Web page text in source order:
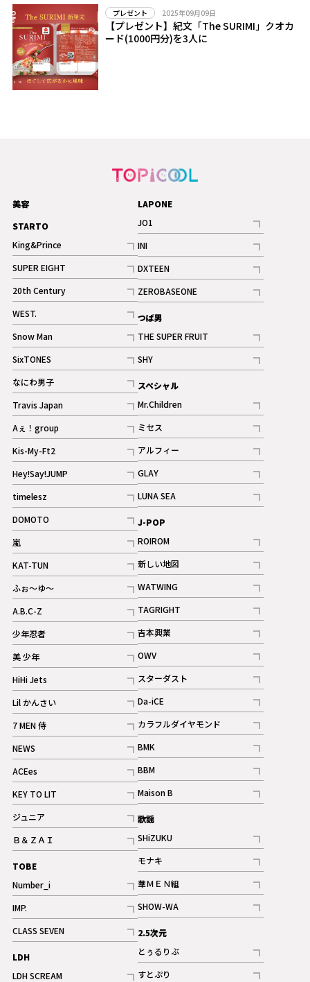
プレゼント 2025年09月09日
【プレゼント】紀文「The SURIMI」クオカ
ード(1000円分)を3人に
美容
STARTO
King&Prince
記事
SUPER EIGHT
記事
20th Century
記事
WEST.
記事
Snow Man
記事
ギャラリー
SixTONES
記事
ギャラリー
なにわ男子
記事
Travis Japan
記事
Aぇ！group
記事
Kis-My-Ft2
記事
ギャラリー
Hey!Say!JUMP
記事
timelesz
記事
DOMOTO
記事
嵐
記事
KAT-TUN
記事
ふぉ～ゆ～
記事
A.B.C-Z
記事
ギャラリー
少年忍者
記事
美 少年
記事
HiHi Jets
記事
Lil かんさい
記事
7 MEN 侍
記事
NEWS
記事
ACEes
記事
KEY TO LIT
記事
ジュニア
記事
Ｂ＆ＺＡＩ
記事
TOBE
Number_i
記事
IMP.
記事
CLASS SEVEN
記事
LDH
LDH SCREAM
LAPONE
JO1
記事
INI
記事
ギャラリー
DXTEEN
記事
ギャラリー
ZEROBASEONE
記事
つば男
THE SUPER FRUIT
記事
SHY
記事
スペシャル
Mr.Children
記事
ミセス
記事
アルフィー
記事
GLAY
記事
LUNA SEA
記事
J-POP
ROIROM
記事
新しい地図
記事
WATWING
記事
TAGRIGHT
記事
吉本興業
記事
OWV
記事
ギャラリー
スターダスト
記事
Da-iCE
記事
カラフルダイヤモンド
記事
BMK
記事
BBM
記事
ギャラリー
Maison B
記事
歌謡
SHiZUKU
記事
モナキ
記事
華ＭＥＮ組
記事
SHOW-WA
記事
2.5次元
とぅるりぶ
記事
すとぷり